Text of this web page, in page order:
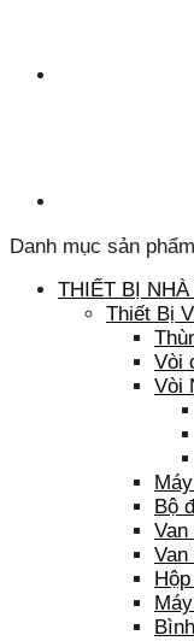
Danh mục sản phẩm
THIẾT BỊ
Thiết Bị
Vòi
Vòi
Bộ